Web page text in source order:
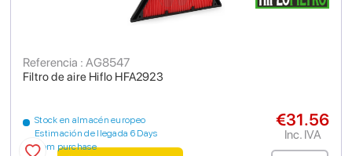
Filtro de aire Hiflo HFA2923
Referencia : AG8547
Stock en almacén europeo
Estimación de llegada 6 Days
from purchase
€31.56
Inc. IVA